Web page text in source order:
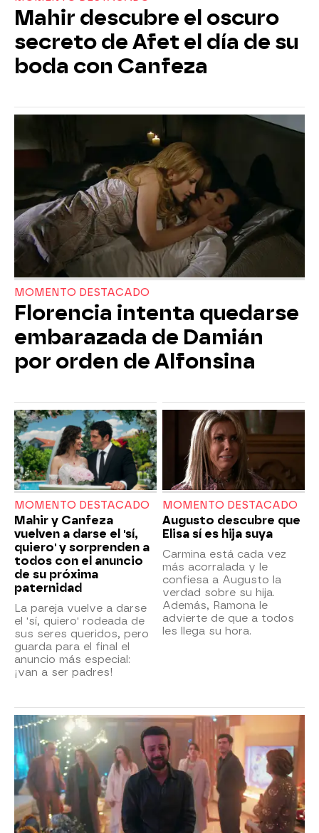
Mahir descubre el oscuro
secreto de Afet el día de su
boda con Canfeza
MOMENTO DESTACADO
Florencia intenta quedarse
embarazada de Damián
por orden de Alfonsina
MOMENTO DESTACADO
Mahir y Canfeza
vuelven a darse el 'sí,
quiero' y sorprenden a
todos con el anuncio
de su próxima
paternidad
La pareja vuelve a darse
el 'sí, quiero' rodeada de
sus seres queridos, pero
guarda para el final el
anuncio más especial:
¡van a ser padres!
MOMENTO DESTACADO
Augusto descubre que
Elisa sí es hija suya
Carmina está cada vez
más acorralada y le
confiesa a Augusto la
verdad sobre su hija.
Además, Ramona le
advierte de que a todos
les llega su hora.